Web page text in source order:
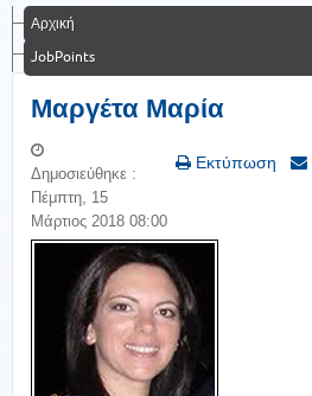
Αρχική
JobPoints
Μαργέτα Μαρία
Εκτύπωση
Δημοσιεύθηκε :
Πέμπτη, 15
Μάρτιος 2018 08:00